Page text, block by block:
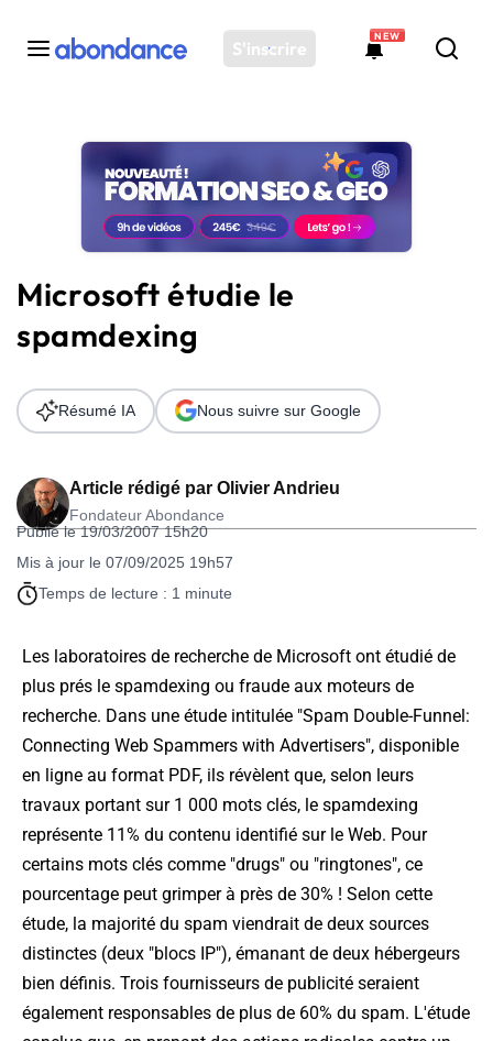
S'inscrire
NEW
Toutes les actus
Actus SEO
Plateforme
Solutions
Ressources
Audit SEO
Microsoft étudie le
spamdexing
Article rédigé par Olivier Andrieu
Fondateur Abondance
Publié le 19/03/2007 15h20
Mis à jour le 07/09/2025 19h57
Temps de lecture : 1 minute
Résumé IA Nous suivre sur Google
Les laboratoires de recherche de Microsoft ont étudié de
plus prés le spamdexing ou fraude aux moteurs de
recherche. Dans une étude intitulée "Spam Double-Funnel:
Connecting Web Spammers with Advertisers", disponible
en ligne au format PDF, ils révèlent que, selon leurs
travaux portant sur 1 000 mots clés, le spamdexing
représente 11% du contenu identifié sur le Web. Pour
certains mots clés comme "drugs" ou "ringtones", ce
pourcentage peut grimper à près de 30% ! Selon cette
étude, la majorité du spam viendrait de deux sources
distinctes (deux "blocs IP"), émanant de deux hébergeurs
bien définis. Trois fournisseurs de publicité seraient
également responsables de plus de 60% du spam. L'étude